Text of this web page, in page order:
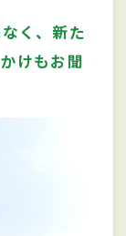
く、新た
けもお聞